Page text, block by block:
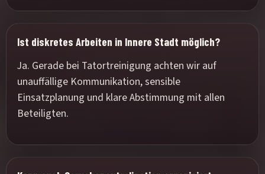
Ist diskretes Arbeiten in Innere Stadt möglich?
Ja. Gerade bei Tatortreinigung achten wir auf
unauffällige Kommunikation, sensible
Einsatzplanung und klare Abstimmung mit allen
Beteiligten.